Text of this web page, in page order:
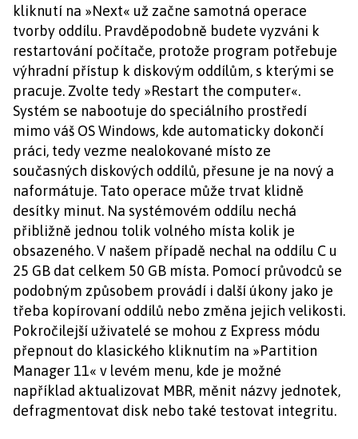
kliknutí na »Next« už začne samotná operace
tvorby oddílu. Pravděpodobně budete vyzváni k
restartování počítače, protože program potřebuje
výhradní přístup k diskovým oddílům, s kterými se
pracuje. Zvolte tedy »Restart the computer«.
Systém se nabootuje do speciálního prostředí
mimo váš OS Windows, kde automaticky dokončí
práci, tedy vezme nealokované místo ze
současných diskových oddílů, přesune je na nový a
naformátuje. Tato operace může trvat klidně
desítky minut. Na systémovém oddílu nechá
přibližně jednou tolik volného místa kolik je
obsazeného. V našem případě nechal na oddílu C u
25 GB dat celkem 50 GB místa. Pomocí průvodců se
podobným způsobem provádí i další úkony jako je
třeba kopírovaní oddílů nebo změna jejich velikosti.
Pokročilejší uživatelé se mohou z Express módu
přepnout do klasického kliknutím na »Partition
Manager 11« v levém menu, kde je možné
například aktualizovat MBR, měnit názvy jednotek,
defragmentovat disk nebo také testovat integritu.